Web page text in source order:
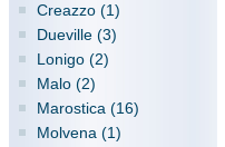
Creazzo (1)
Dueville (3)
Lonigo (2)
Malo (2)
Marostica (16)
Molvena (1)